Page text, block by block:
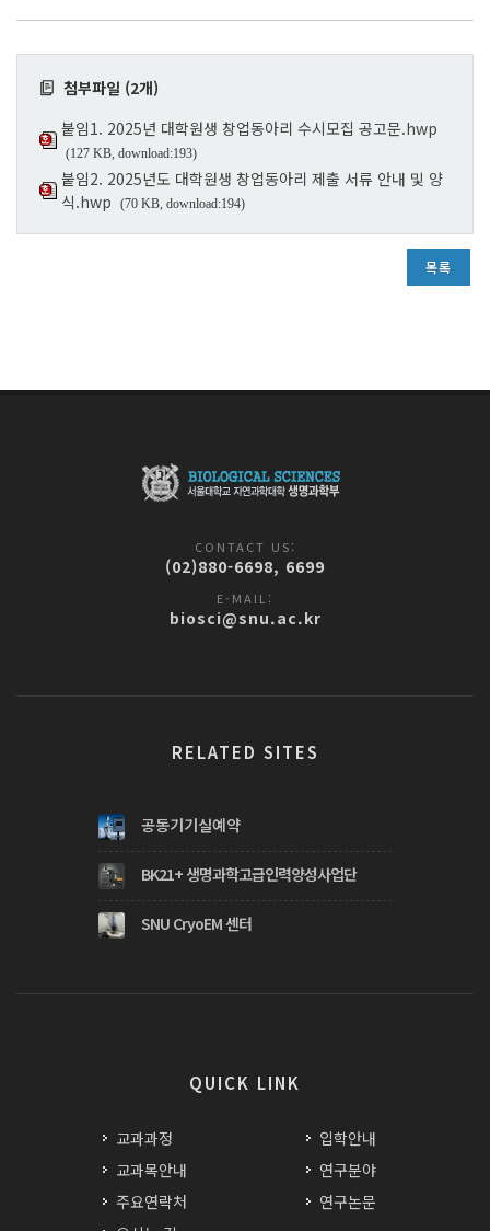
첨부파일 (2개)
붙임1. 2025년 대학원생 창업동아리 수시모집 공고문.hwp
(127 KB, download:193)
붙임2. 2025년도 대학원생 창업동아리 제출 서류 안내 및 양
식.hwp
(70 KB, download:194)
목록
CONTACT US:
(02)880-6698, 6699
E-MAIL:
biosci@snu.ac.kr
RELATED SITES
공동기기실예약
BK21+ 생명과학고급인력양성사업단
SNU CryoEM 센터
QUICK LINK
교과과정
교과목안내
주요연락처
입학안내
연구분야
연구논문